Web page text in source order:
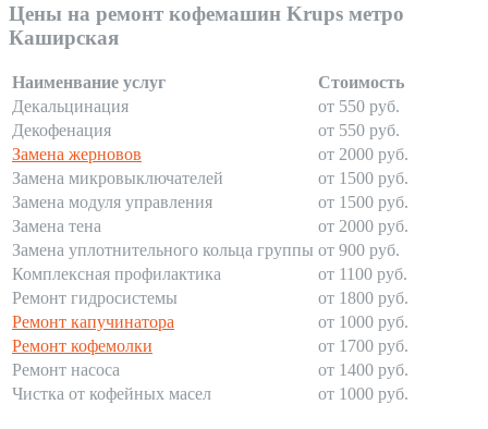
Цены на ремонт кофемашин Krups метро
Каширская
Наименвание услуг
Стоимость
Декальцинация
от 550 руб.
Декофенация
от 550 руб.
Замена жерновов
от 2000 руб.
Замена микровыключателей
от 1500 руб.
Замена модуля управления
от 1500 руб.
Замена тена
от 2000 руб.
Замена уплотнительного кольца группы от 900 руб.
Комплексная профилактика
от 1100 руб.
Ремонт гидросистемы
от 1800 руб.
Ремонт капучинатора
от 1000 руб.
Ремонт кофемолки
от 1700 руб.
Ремонт насоса
от 1400 руб.
Чистка от кофейных масел
от 1000 руб.